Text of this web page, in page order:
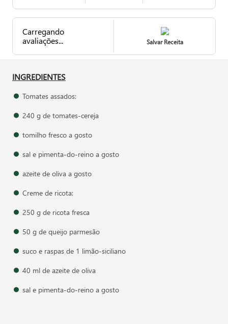
Carregando
avaliações...
Salvar Receita
INGREDIENTES
Tomates assados:
240 g de tomates-cereja
tomilho fresco a gosto
sal e pimenta-do-reino a gosto
azeite de oliva a gosto
Creme de ricota:
250 g de ricota fresca
50 g de queijo parmesão
suco e raspas de 1 limão-siciliano
40 ml de azeite de oliva
sal e pimenta-do-reino a gosto